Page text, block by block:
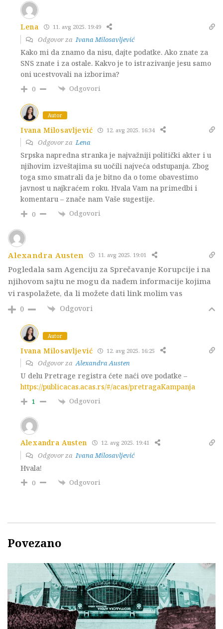
Lena 11. avg 2025. 19:49
Odgovor zaIvana Milosavljević
Kako mi da znamo da nisu, dajte podatke. Ako znate za
SNS znate i za ostale. Kakvo je to istrazivanje jesu samo
oni ucestvovali na izborima?
0 Odgovori
Autor
Ivana Milosavljević 12. avg 2025. 16:34
Odgovor zaLena
Srpska napredna stranka je najvažniji politički akter i u
njihovim izveštajima su uočili najveća odstupanja. Zbog
toga smo smatrali da je bitno da o tome obavestimo
javnost u najkraćem roku. Hvala Vam na primedbi i
komentaru – znače nam Vaše sugestije.
0 Odgovori
Alexandra Austen 11. avg 2025. 19:01
Pogledala sam Agenciju za Sprečavanje Korupcije i na
njihovom sajtu ne mogu da nađem informacije kojima
vi raspolažete, da li možete dati link molim vas
0 Odgovori
Autor
Ivana Milosavljević 12. avg 2025. 16:25
Odgovor zaAlexandra Austen
U delu Pretrage registra ćete naći ove podatke –
https://publicacas.acas.rs/#/acas/pretragaKampanja
1 Odgovori
Alexandra Austen 12. avg 2025. 19:41
Odgovor zaIvana Milosavljević
Hvala!
0 Odgovori
Povezano